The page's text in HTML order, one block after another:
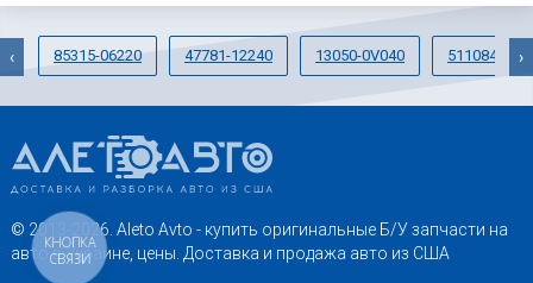
85315-06220 47781-12240 13050-0V040 5110842020
‹ ›
© 2013-2026. Aleto Avto - купить оригинальные Б/У запчасти на
авто в Украине, цены. Доставка и продажа авто из США
КНОПКА
СВЯЗИ